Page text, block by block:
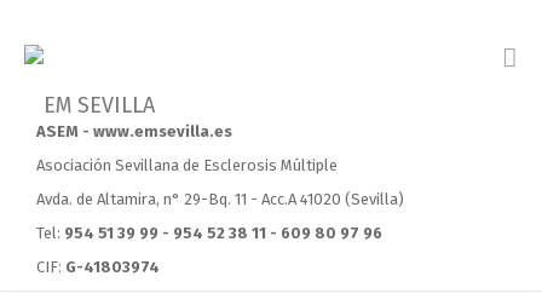
ASEM - www.emsevilla.es
Asociación Sevillana de Esclerosis Múltiple
Avda. de Altamira, n° 29-Bq. 11 - Acc.A 41020 (Sevilla)
Tel: 954 51 39 99 - 954 52 38 11 - 609 80 97 96
CIF: G-41803974